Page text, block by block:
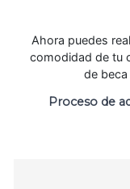
Ahora puedes
comodidad de tu
de
Proceso de